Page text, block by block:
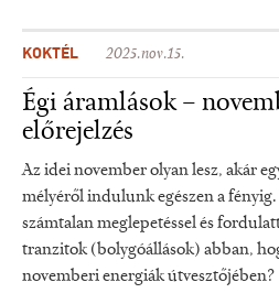
KOKTÉL 2025.nov.15.
Égi áramlások –
előrejelzés
Az idei november olyan lesz, akár
mélyéről indulunk egészen a
számtalan meglepetéssel és
tranzitok (bolygóállások) abban,
novemberi energiák útvesztőjében?